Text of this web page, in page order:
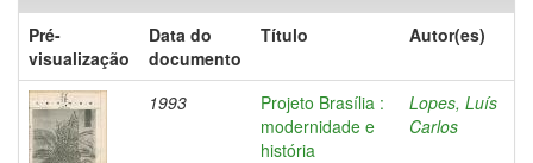
Pré-
visualização
Data do
documento
Título Autor(es)
1993
Projeto Brasília :
modernidade e
história
Lopes, Luís
Carlos